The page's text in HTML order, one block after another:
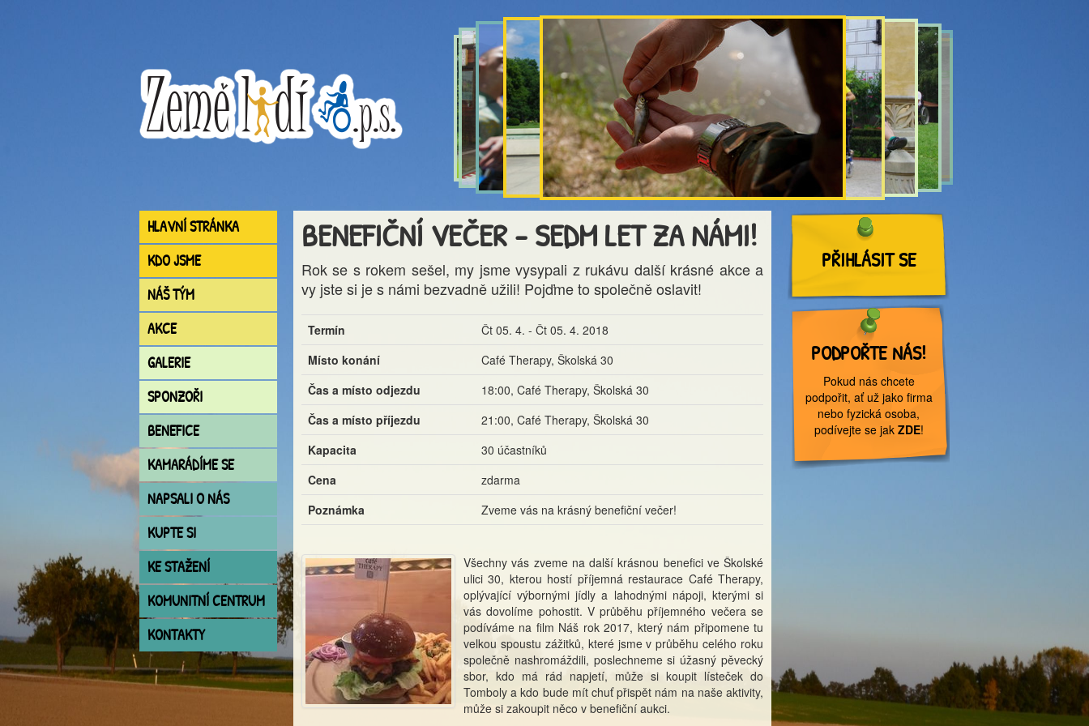
HLAVNÍ STRÁNKA
KDO JSME
NÁŠ TÝM
AKCE
GALERIE
SPONZOŘI
BENEFICE
KAMARÁDÍME SE
NAPSALI O NÁS
KUPTE SI
KE STAŽENÍ
KOMUNITNÍ CENTRUM
KONTAKTY
BENEFIČNÍ VEČER - SEDM LET ZA NÁMI!
Rok se s rokem sešel, my jsme vysypali z rukávu další krásné akce a
vy jste si je s námi bezvadně užili! Pojďme to společně oslavit!
Termín
Čt 05. 4. - Čt 05. 4. 2018
Místo konání
Café Therapy, Školská 30
Čas a místo odjezdu
18:00, Café Therapy, Školská 30
Čas a místo příjezdu
21:00, Café Therapy, Školská 30
Kapacita
30 účastníků
Cena
zdarma
Poznámka
Zveme vás na krásný benefiční večer!
Všechny vás zveme na další krásnou benefici ve Školské
ulici 30, kterou hostí příjemná restaurace Café Therapy,
oplývající výbornými jídly a lahodnými nápoji, kterými si
vás dovolíme pohostit. V průběhu příjemného večera se
podíváme na film Náš rok 2017, který nám připomene tu
velkou spoustu zážitků, které jsme v průběhu celého roku
společně nashromáždili, poslechneme si úžasný pěvecký
sbor, kdo má rád napjetí, může si koupit lísteček do
Tomboly a kdo bude mít chuť přispět nám na naše aktivity,
může si zakoupit něco v benefiční aukci.
PŘIHLÁSIT SE
PODPOŘTE NÁS!
Pokud nás chcete
podpořit, ať už jako firma
nebo fyzická osoba,
podívejte se jak ZDE!